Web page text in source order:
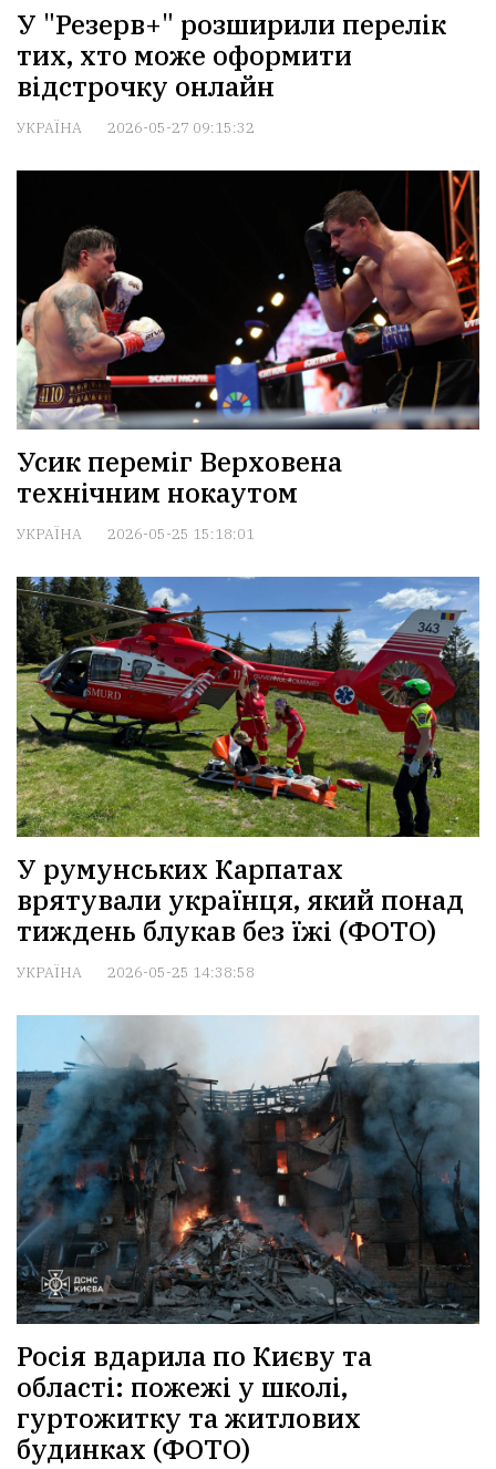
У "Резерв+" розширили перелік
тих, хто може оформити
відстрочку онлайн
УКРАЇНА 2026-05-27 09:15:32
Усик переміг Верховена
технічним нокаутом
УКРАЇНА 2026-05-25 15:18:01
У румунських Карпатах
врятували українця, який понад
тиждень блукав без їжі (ФОТО)
УКРАЇНА 2026-05-25 14:38:58
Росія вдарила по Києву та
області: пожежі у школі,
гуртожитку та житлових
будинках (ФОТО)